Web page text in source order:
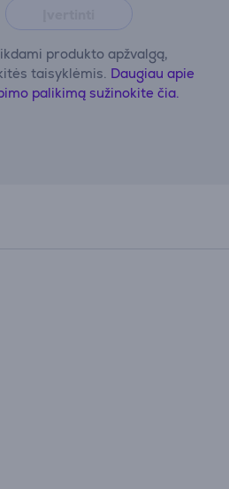
produkto apžvalgą,
taisyklėmis. Daugiau apie
palikimą sužinokite čia.